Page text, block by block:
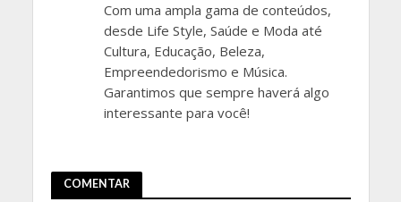
Com uma ampla gama de conteúdos,
desde Life Style, Saúde e Moda até
Cultura, Educação, Beleza,
Empreendedorismo e Música.
Garantimos que sempre haverá algo
interessante para você!
COMENTAR